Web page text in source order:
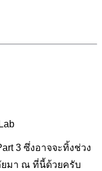
3 ซึ่งอาจจะทิ้งช่วง
ยมา ณ ที่นี้ด้วยครับ